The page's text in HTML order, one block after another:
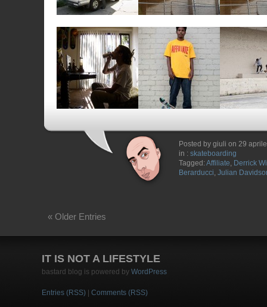
Posted by giuli on 29
in : skateboarding
Tagged: Affiliate, Derrick
Berarducci, Julian
« Older Entries
IT IS NOT A LIFESTYLE
bastard blog is powered by WordPress
Entries (RSS) Comments (RSS)